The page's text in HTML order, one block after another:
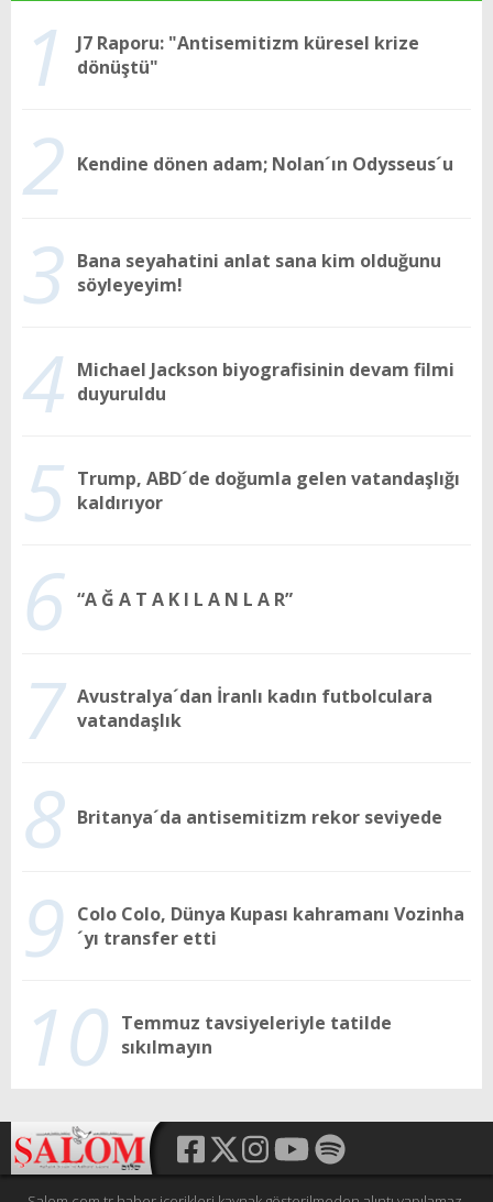
1
J7 Raporu: "Antisemitizm küresel krize
dönüştü"
2 Kendine dönen adam; Nolan´ın Odysseus´u
3 Bana seyahatini anlat sana kim olduğunu
söyleyeyim!
4 Michael Jackson biyografisinin devam filmi
duyuruldu
5 Trump, ABD´de doğumla gelen vatandaşlığı
kaldırıyor
6 “A Ğ A T A K I L A N L A R”
7 Avustralya´dan İranlı kadın futbolculara
vatandaşlık
8 Britanya´da antisemitizm rekor seviyede
9
Colo Colo, Dünya Kupası kahramanı Vozinha
´yı transfer etti
10 Temmuz tavsiyeleriyle tatilde
sıkılmayın